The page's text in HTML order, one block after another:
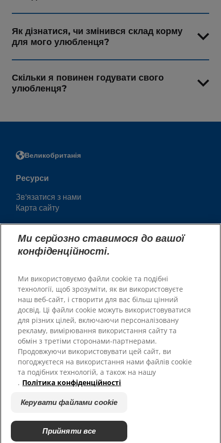
Як дізнатися, чи змінився склад корму
для мого улюбленця?
Скільки я повинен годувати свого
улюбленця?
Великобританія
Ресурси
Зв'язатися з нами
Карта сайту
Наші сайти
Hill’s Vet
© 2025 Hill's Pet Nutrition, Inc.
Всі права захищені.
Загальні положення та умови
Ми серйозно ставимося до вашої
конфіденційності.
Ми використовуємо файли cookie та подібні
технології, щоб зрозуміти, як ви використовуєте
наш веб-сайт, і створити для вас більш цінний
досвід. Ці файли cookie можуть використовуватися
для різних цілей, включаючи персоналізовану
рекламу, вимірювання використання сайту та
обмін з третіми сторонами-партнерами.
Продовжуючи використовувати цей сайт, ви
погоджуєтеся на використання нами файлів cookie
та подібних технологій, а також на нашу
. Політика конфіденційності
Керувати файлами cookie
Прийняти все